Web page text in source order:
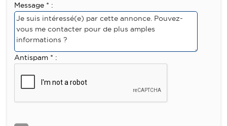
Message * :
Antispam * :